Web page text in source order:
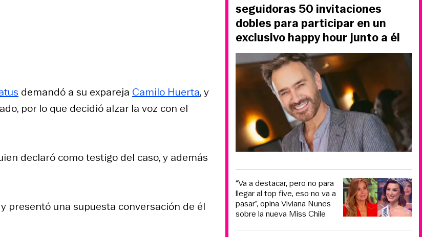
demandó a su expareja Camilo Huerta, y
por lo que decidió alzar la voz con el
declaró como testigo del caso, y además
presentó una supuesta conversación de él
seguidoras 50 invitaciones
dobles para participar en un
exclusivo happy hour junto a él
“Va a destacar, pero no para
llegar al top five, eso no va a
pasar”, opina Viviana Nunes
sobre la nueva Miss Chile